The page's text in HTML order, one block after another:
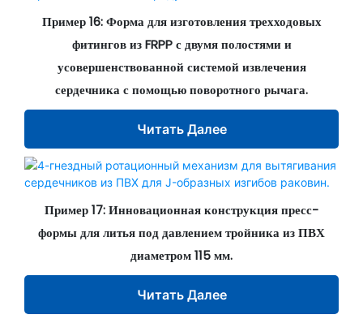
Пример 16: Форма для изготовления трехходовых
фитингов из FRPP с двумя полостями и
усовершенствованной системой извлечения
сердечника с помощью поворотного рычага.
Читать Далее
Пример 17: Инновационная конструкция пресс-
формы для литья под давлением тройника из ПВХ
диаметром 115 мм.
Читать Далее